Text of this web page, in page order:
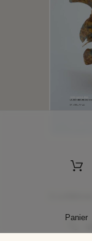
Panier